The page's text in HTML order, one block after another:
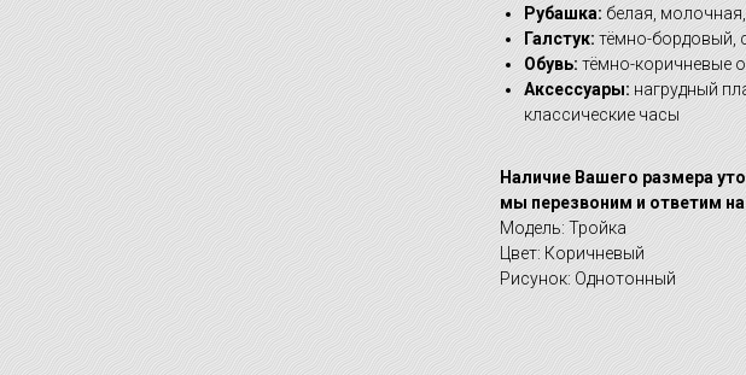
Рубашка:белая,
Галстук: тёмно-бордовый,
Обувь: тёмно-коричневые
Аксессуары: нагрудный
классические часы
Наличие Вашего размера
мы перезвоним и ответим
Модель: Тройка
Цвет: Коричневый
Рисунок: Однотонный